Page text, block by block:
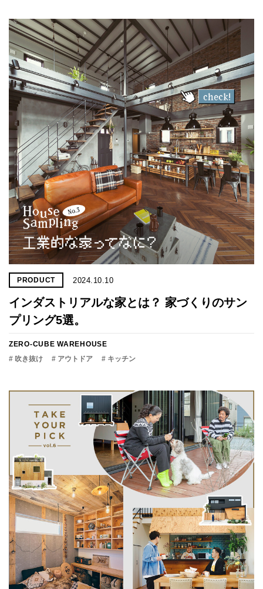
PRODUCT 2024.10.10
インダストリアルな家とは？ 家づくりのサン
プリング5選。
ZERO-CUBE WAREHOUSE
# 吹き抜け
# アウトドア # キッチン